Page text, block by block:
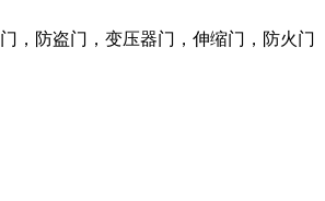
，防盗门，变压器门，伸缩门，防火门